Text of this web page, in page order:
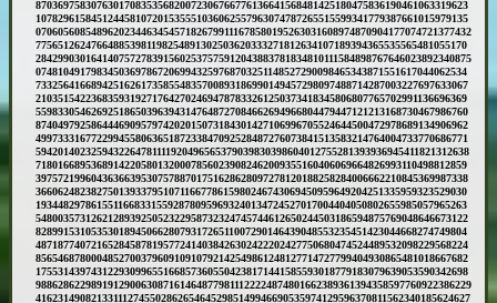
870369758307630170835356820072306766776136641568481425180475836190461063319623
107829615845124458107201535551036062557963074787265515599341779387661015979135
0706056085489620234463454571826799111678580195263031608974870904177074721377432
775651262476648853981198254891302503620333271812634107189394365535565481055170
2842990301641407572783915602537575912043883781834810111584898767646023892340875
074810491798345036978672069943259768703251148527290098465343871551617044062534
733256416689425162617358554835700893186990149457298097488714287003227697633067
210351542236835931927176427024694787833261250373418345806807765702991136696369
559833054626925186503963943147648727084662694966804479447121213168730467986760
874049792586444690957974202015073184301427106996705524644500472978689134906962
499733316772299455806365187233847092528487276073841513583214764004733770686771
5942014023259432264781111920496565379039830398604012755281393936945411821312638
718016689536891422058013200078560239082462009355160406069664826993110498812859
397572199604363663953075788701751628628097278120188258284006662210845369987338
366062482382750139337951071166778615980246743069450959649204251335959323529030
193448297861551166833155928780959693240134724527017004404050802655985057965263
548003573126212893925052322958732324745744612650244503186594875769048646673122
828991531053530189450662807931726511007290146439048553235451423044668274749804
487187740721652845878195772414038426302422202427750680474524489532098229568224
856546878000485270037960910910792142549861248127714727799404930865481018667682
175531439743122930996551668573605504238171441585593018779183079639053590342698
9886286229891912900630871614648779811122224874801662389361394358597760922386229
4162314908213311127455028626546452985149946690535974129596370811562340185624627